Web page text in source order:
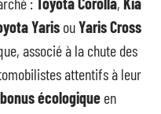
Yaris ouYaris Cross
associé à la chute des
attentifs à leur
bonus écologique en